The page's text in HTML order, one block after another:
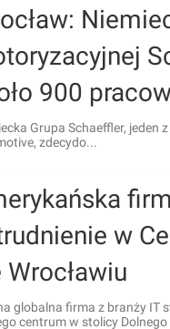
900
Grupa Schaeffler, jeden
zdecydo...
w
Wrocławiu
globalna firma z branży IT
centrum w stolicy